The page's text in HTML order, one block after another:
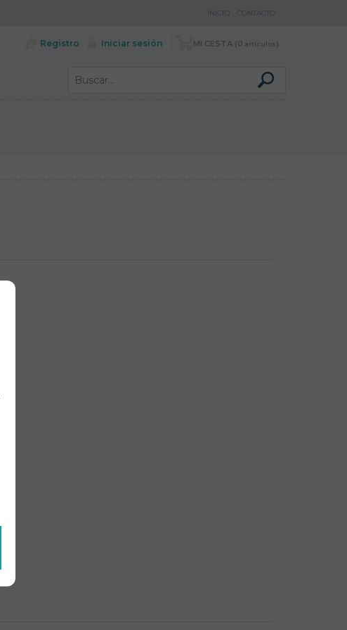
Registro Iniciar sesión MI CESTA 0 artículos
INICIO CONTACTO